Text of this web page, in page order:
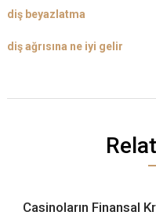
diş beyazlatma
diş ağrısına ne iyi gelir
Casinoların Finansal